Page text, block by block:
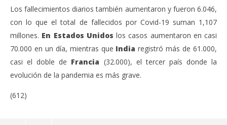
Los fallecimientos diarios también aumentaron y fueron 6.046,
con lo que el total de fallecidos por Covid-19 suman 1,107
millones. En Estados Unidos los casos aumentaron en casi
70.000 en un día, mientras que India registró más de 61.000,
casi el doble de Francia (32.000), el tercer país donde la
evolución de la pandemia es más grave.
(612)